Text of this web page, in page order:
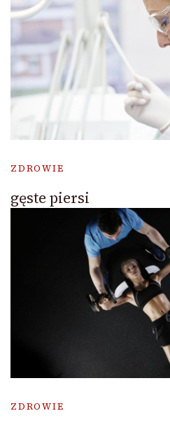
ZDROWIE
gęste piersi
ZDROWIE